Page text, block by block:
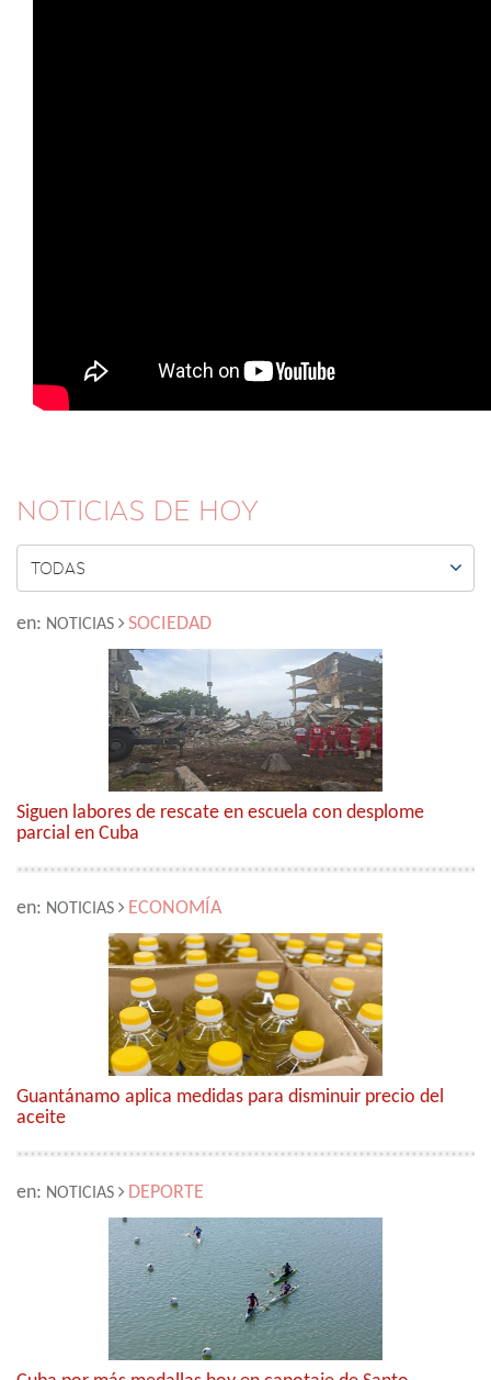
NOTICIAS DE HOY
TODAS 
en: NOTICIAS SOCIEDAD
Siguen labores de rescate en escuela con desplome
parcial en Cuba
en: NOTICIAS ECONOMÍA
Guantánamo aplica medidas para disminuir precio del
aceite
en: NOTICIAS DEPORTE